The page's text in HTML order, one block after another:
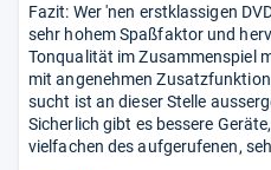
Fazit: Wer 'nen erstklassigen
sehr hohem Spaßfaktor und
Tonqualität im Zusammenspiel
mit angenehmen
sucht ist an dieser Stelle
Sicherlich gibt es bessere
vielfachen des aufgerufenen,